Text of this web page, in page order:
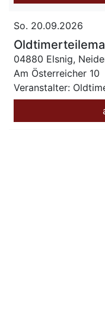
So. 20.09.2026
04880 Elsnig,
Am Österreicher 10
Veranstalter: